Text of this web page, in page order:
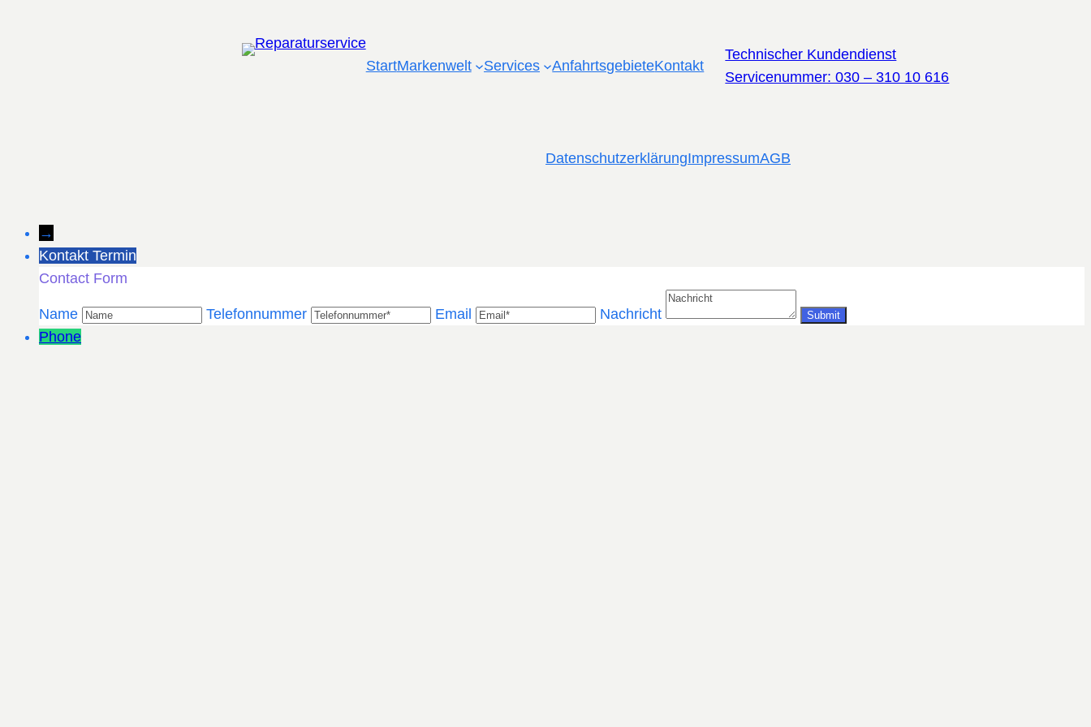
StartMarkenwelt Services AnfahrtsgebieteKontakt
Technischer Kundendienst
Servicenummer: 030 – 310 10 616
DatenschutzerklärungImpressumAGB
→
Kontakt Termin
Contact Form
Name Telefonnummer Email
Nachricht
Phone